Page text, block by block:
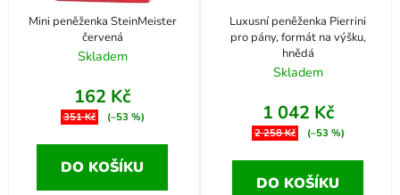
Mini peněženka SteinMeister
červená
Skladem
162 Kč
351 Kč (–53 %)
DO KOŠÍKU
Luxusní peněženka Pierrini
pro pány, formát na výšku,
hnědá
Skladem
1 042 Kč
2 258 Kč (–53 %)
DO KOŠÍKU